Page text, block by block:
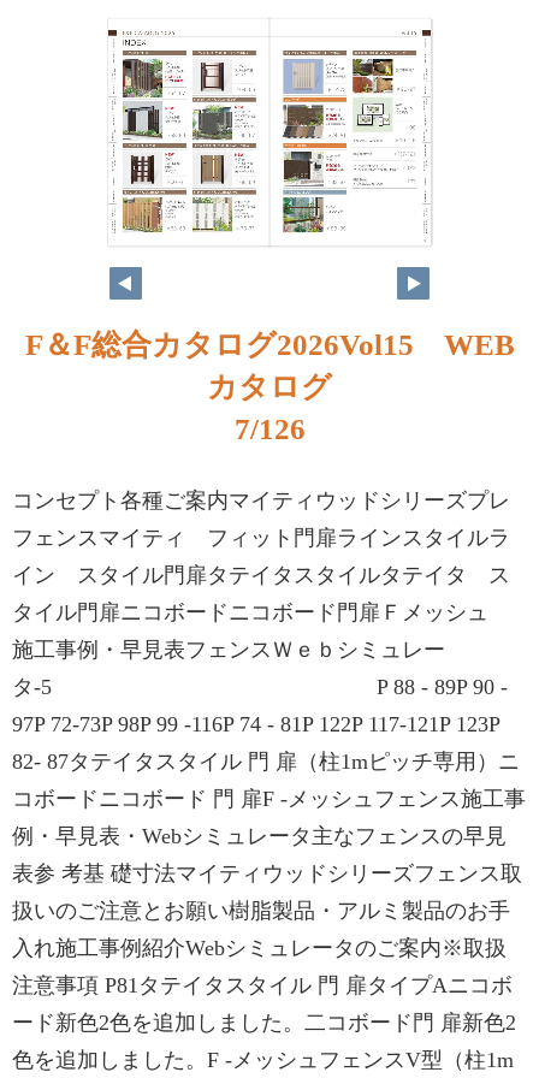
F＆F総合カタログ2026Vol15 WEB
カタログ
7/126
コンセプト各種ご案内マイティウッドシリーズプレ
フェンスマイティ フィット門扉ラインスタイルラ
イン スタイル門扉タテイタスタイルタテイタ ス
タイル門扉ニコボードニコボード門扉Ｆメッシュ
施工事例・早見表フェンスＷｅｂシミュレー
タ-5 P 88 - 89P 90 -
97P 72-73P 98P 99 -116P 74 - 81P 122P 117-121P 123P
82- 87タテイタスタイル 門 扉（柱1mピッチ専用）ニ
コボードニコボード 門 扉F -メッシュフェンス施工事
例・早見表・Webシミュレータ主なフェンスの早見
表参 考基 礎寸法マイティウッドシリーズフェンス取
扱いのご注意とお願い樹脂製品・アルミ製品のお手
入れ施工事例紹介Webシミュレータのご案内※取扱
注意事項 P81タテイタスタイル 門 扉タイプAニコボ
ード新色2色を追加しました。二コボード門 扉新色2
色を追加しました。F -メッシュフェンスV型（柱1m